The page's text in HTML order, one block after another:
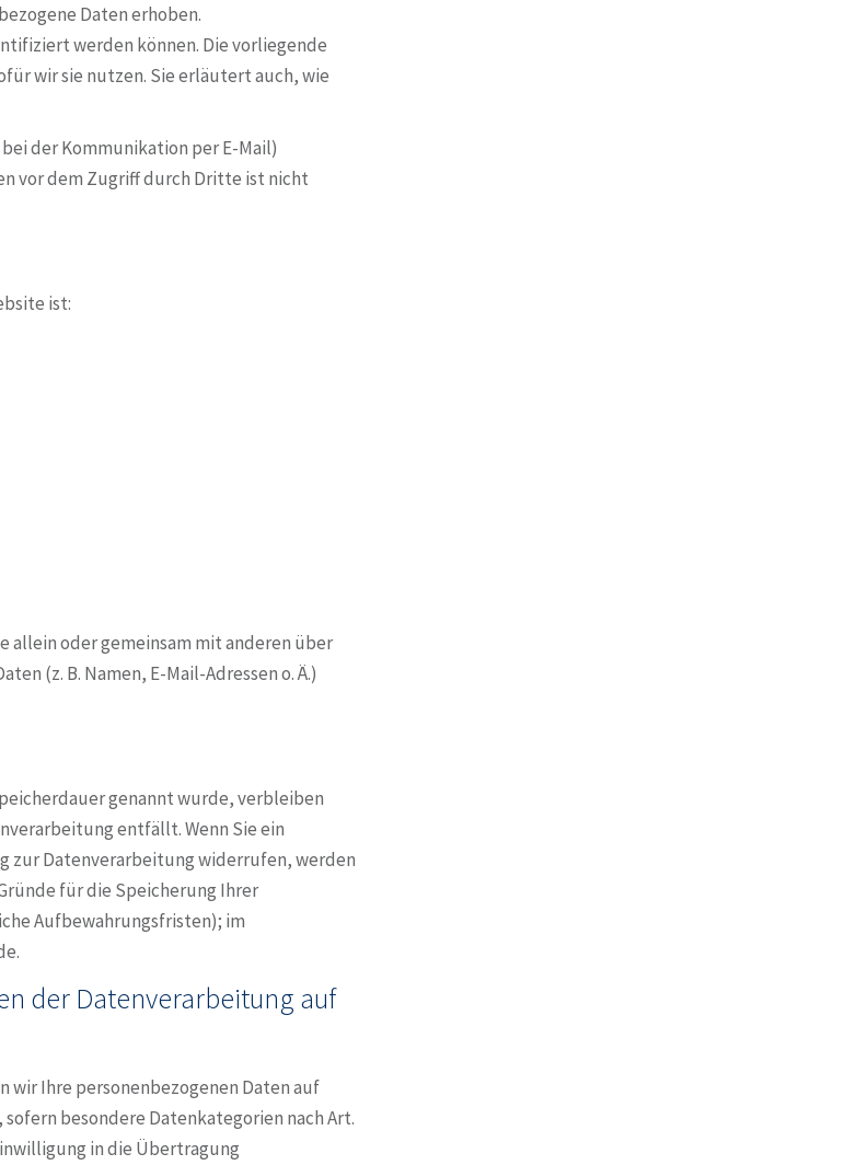
Daten erhoben.
werden können. Die vorliegende
wir sie nutzen. Sie erläutert auch, wie
der Kommunikation per E-Mail)
vor dem Zugriff durch Dritte ist nicht
ist:
oder gemeinsam mit anderen über
(z. B. Namen, E-Mail-Adressen o. Ä.)
genannt wurde, verbleiben
entfällt. Wenn Sie ein
zur Datenverarbeitung widerrufen, werden
für die Speicherung Ihrer
Aufbewahrungsfristen); im
der Datenverarbeitung auf
Ihre personenbezogenen Daten auf
sofern besondere Datenkategorien nach Art.
in die Übertragung